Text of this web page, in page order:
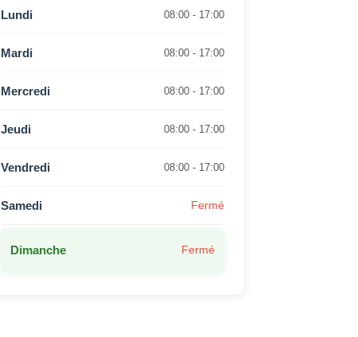
Lundi 08:00 - 17:00
Mardi 08:00 - 17:00
Mercredi 08:00 - 17:00
Jeudi 08:00 - 17:00
Vendredi 08:00 - 17:00
Samedi Fermé
Dimanche Fermé